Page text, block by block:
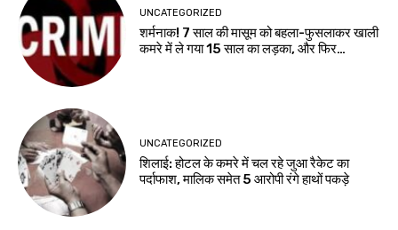
UNCATEGORIZED
शर्मनाक! 7 साल की मासूम को बहला-फुसलाकर खाली
कमरे में ले गया 15 साल का लड़का, और फिर…
UNCATEGORIZED
शिलाई: होटल के कमरे में चल रहे जुआ रैकेट का
पर्दाफाश, मालिक समेत 5 आरोपी रंगे हाथों पकड़े